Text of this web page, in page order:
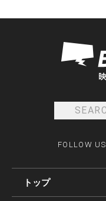
FOLLOW US
トップ